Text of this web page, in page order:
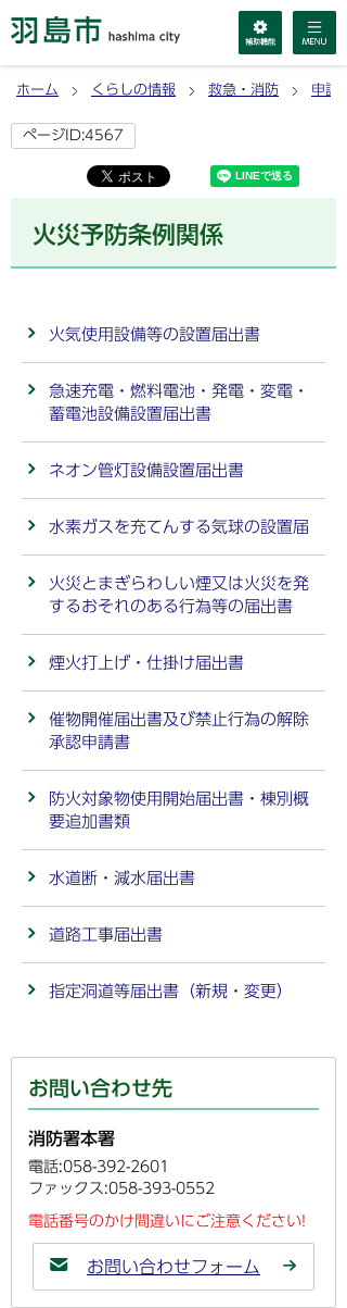
ホーム くらしの情報 救急・消防 申請
ページID:4567
火災予防条例関係
火気使用設備等の設置届出書
急速充電・燃料電池・発電・変電・
蓄電池設備設置届出書
ネオン管灯設備設置届出書
水素ガスを充てんする気球の設置届
火災とまぎらわしい煙又は火災を発
するおそれのある行為等の届出書
煙火打上げ・仕掛け届出書
催物開催届出書及び禁止行為の解除
承認申請書
防火対象物使用開始届出書・棟別概
要追加書類
水道断・減水届出書
道路工事届出書
指定洞道等届出書（新規・変更）
お問い合わせ先
消防署本署
電話:058-392-2601
ファックス:058-393-0552
電話番号のかけ間違いにご注意ください!
お問い合わせフォーム